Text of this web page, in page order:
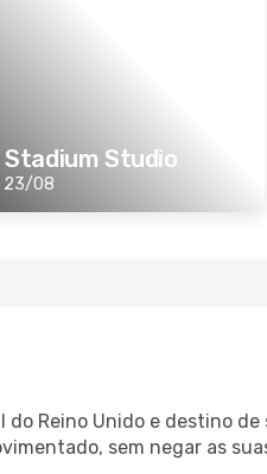
Stadium Studio
23/08
Reino Unido e destino
sem negar as